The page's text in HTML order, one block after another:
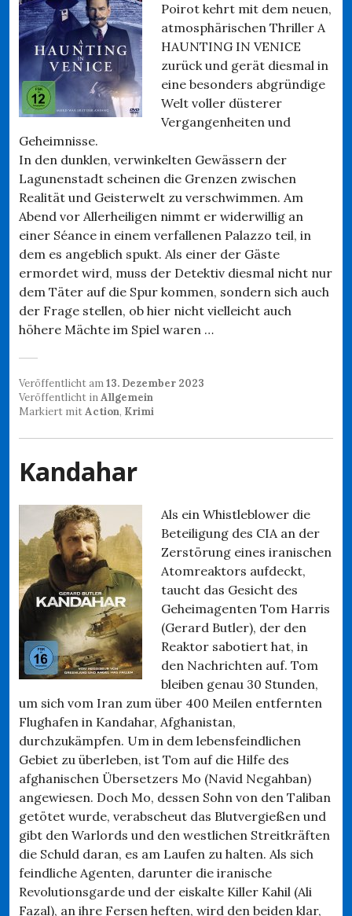
Poirot kehrt mit dem neuen,
atmosphärischen Thriller A
HAUNTING IN VENICE
zurück und gerät diesmal in
eine besonders abgründige
Welt voller düsterer
Vergangenheiten und
Geheimnisse.
In den dunklen, verwinkelten Gewässern der
Lagunenstadt scheinen die Grenzen zwischen
Realität und Geisterwelt zu verschwimmen. Am
Abend vor Allerheiligen nimmt er widerwillig an
einer Séance in einem verfallenen Palazzo teil, in
dem es angeblich spukt. Als einer der Gäste
ermordet wird, muss der Detektiv diesmal nicht nur
dem Täter auf die Spur kommen, sondern sich auch
der Frage stellen, ob hier nicht vielleicht auch
höhere Mächte im Spiel waren …
Veröffentlicht am13. Dezember 2023
Veröffentlicht inAllgemein
Markiert mitAction, Krimi
Kandahar
Als ein Whistleblower die
Beteiligung des CIA an der
Zerstörung eines iranischen
Atomreaktors aufdeckt,
taucht das Gesicht des
Geheimagenten Tom Harris
(Gerard Butler), der den
Reaktor sabotiert hat, in
den Nachrichten auf. Tom
bleiben genau 30 Stunden,
um sich vom Iran zum über 400 Meilen entfernten
Flughafen in Kandahar, Afghanistan,
durchzukämpfen. Um in dem lebensfeindlichen
Gebiet zu überleben, ist Tom auf die Hilfe des
afghanischen Übersetzers Mo (Navid Negahban)
angewiesen. Doch Mo, dessen Sohn von den Taliban
getötet wurde, verabscheut das Blutvergießen und
gibt den Warlords und den westlichen Streitkräften
die Schuld daran, es am Laufen zu halten. Als sich
feindliche Agenten, darunter die iranische
Revolutionsgarde und der eiskalte Killer Kahil (Ali
Fazal), an ihre Fersen heften, wird den beiden klar,